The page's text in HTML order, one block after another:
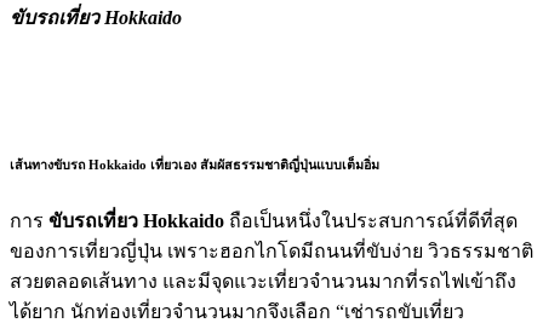
ขับรถเที่ยว Hokkaido
เส้นทางขับรถ Hokkaido เที่ยวเอง สัมผัสธรรมชาติญี่ปุ่นแบบเต็มอิ่ม
การ ขับรถเที่ยว Hokkaido ถือเป็นหนึ่งในประสบการณ์ที่ดีที่สุด
ของการเที่ยวญี่ปุ่น เพราะฮอกไกโดมีถนนที่ขับง่าย วิวธรรมชาติ
สวยตลอดเส้นทาง และมีจุดแวะเที่ยวจำนวนมากที่รถไฟเข้าถึง
ได้ยาก นักท่องเที่ยวจำนวนมากจึงเลือก “เช่ารถขับเที่ยว